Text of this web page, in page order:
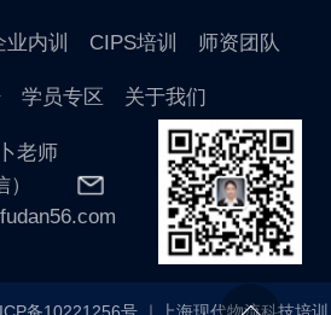
业内训 CIPS培训 师资团队
学员专区 关于我们
老师
信）